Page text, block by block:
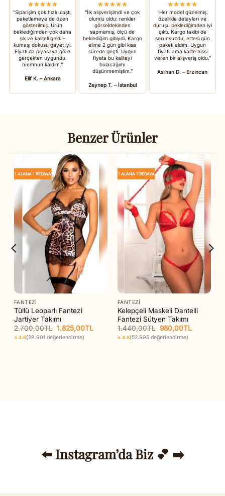
★★★★★
“Siparişim çok hızlı ulaştı,
paketlemeye de özen
gösterilmiş. Ürün
beklediğimden çok daha
şık ve kaliteli geldi –
kumaşı dokusu gayet iyi.
Fiyatı da piyasaya göre
gerçekten uygundu,
memnun kaldım.”
Elif K. – Ankara
★★★★★
“İlk alışverişimdi ve çok
olumlu oldu: renkler
görseldekinden
sapmamış, ölçü de
beklediğim gibiydi. Kargo
elime 2 gün gibi kısa
sürede geçti. Uygun
fiyata bu kaliteyi
bulacağımı
düşünmemiştim.”
Zeynep T. – İstanbul
★★★★★
“Her model güzelmiş,
özellikle detayları ve
duruşu beklediğimden iyi
çıktı. Kargo takibi de
sorunsuzdu, ertesi gün
paketi aldım. Uygun
fiyatlı ama kalite hissi
veren bir alışveriş oldu.”
Aslıhan D. – Erzincan
Benzer Ürünler
1 ALANA 1 BEDAVA
FANTEZI
Tüllü Leoparlı Fantezi
Jartiyer Takımı
2.700,00TL Orijinal
fiyat:
2.700,00TL.
1.825,00TL
⭐ 4.6(28.901 değerlendirme)
1 ALANA 1 BEDAVA
FANTEZI
Kelepçeli Maskeli Dantelli
Fantezi Sütyen Takımı
1.440,00TL Orijinal
fiyat:
1.440,00TL.
980,00TL
⭐ 4.8(52.995 değerlendirme)
⬅️ Instagram’da Biz 💕 ➡️